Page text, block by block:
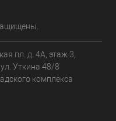
пл. д. 4А, этаж 3,
Уткина 48/8
комплекса